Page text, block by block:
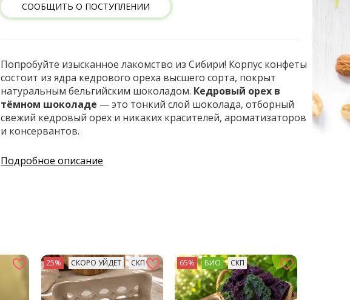
СООБЩИТЬ О ПОСТУПЛЕНИИ
Попробуйте изысканное лакомство из Сибири! Корпус конфеты
состоит из ядра кедрового ореха высшего сорта, покрыт
натуральным бельгийским шоколадом. Кедровый орех в
тёмном шоколаде — это тонкий слой шоколада, отборный
свежий кедровый орех и никаких красителей, ароматизаторов
и консервантов.
Подробное описание
25% СКОРО УЙДЕТ СКП 65% БИО СКП